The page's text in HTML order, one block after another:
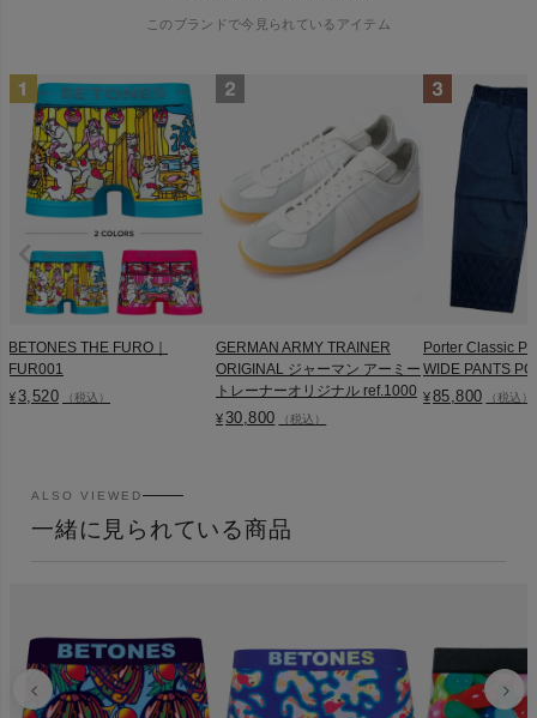
このブランドで今見られているアイテム
BETONES THE FURO｜
FUR001
¥ 3,520 （税込）
GERMAN ARMY TRAINER
ORIGINAL ジャーマン アーミー
トレーナーオリジナル ref.1000
¥ 30,800 （税込）
Porter Classic
WIDE PANTS
¥85,800 （税込）
ALSO VIEWED
一緒に見られている商品